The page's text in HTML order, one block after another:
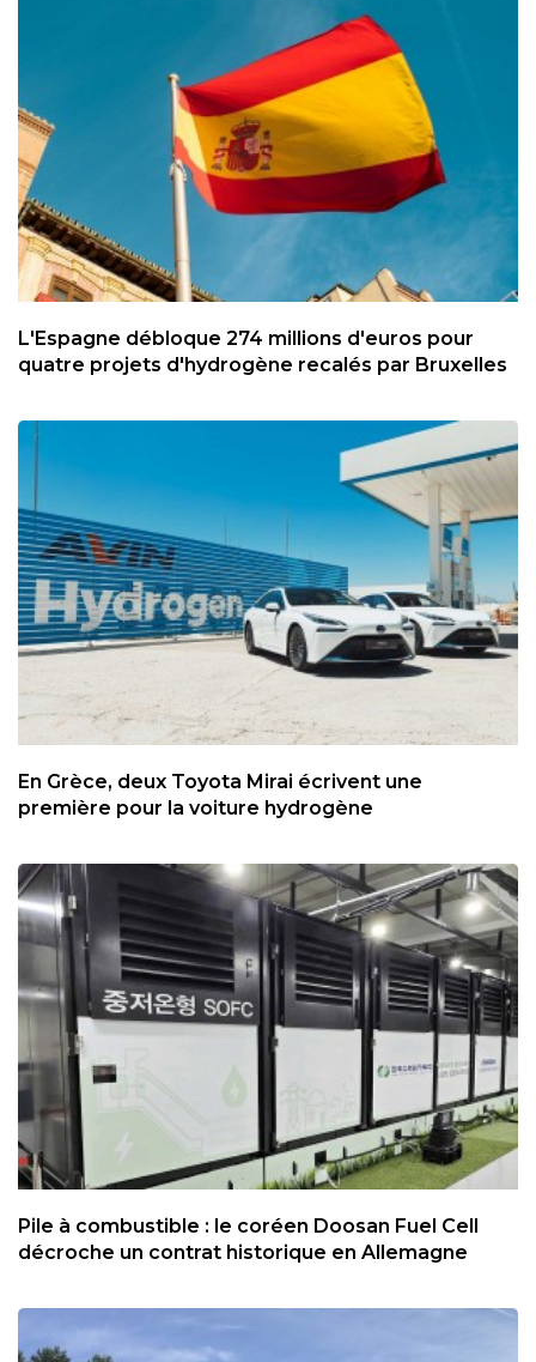
L'Espagne débloque 274 millions d'euros pour
quatre projets d'hydrogène recalés par Bruxelles
En Grèce, deux Toyota Mirai écrivent une
première pour la voiture hydrogène
Pile à combustible : le coréen Doosan Fuel Cell
décroche un contrat historique en Allemagne